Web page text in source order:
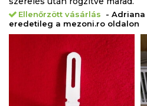
Ellenőrzött vásárlás
- Adriana
eredetileg a mezoni.ro oldalon